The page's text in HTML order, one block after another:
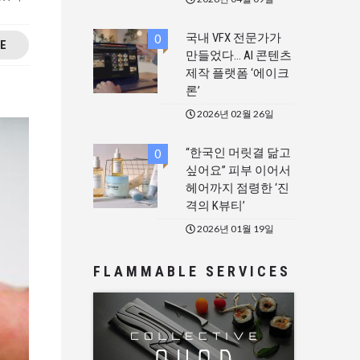
0
국내 VFX 전문가가
만들었다… AI 콘텐츠
제작 플랫폼 ‘에이크
론’
2026년 02월 26일
0
“한국인 머릿결 닮고
싶어요” 피부 이어서
헤어까지 점령한 ‘진
격의 K뷰티’
2026년 01월 19일
FLAMMABLE SERVICES